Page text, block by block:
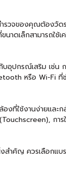
จของคุณต้องวัด
าดเล็กสามารถใช้
อุปกรณ์เสริม เช่
หรือ Wi-Fi ที่
ที่ใช้งานง่ายแล
ก
ำคัญ ควรเลือกแ